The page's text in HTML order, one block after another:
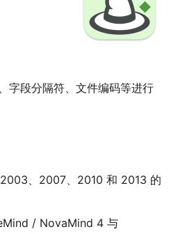
字段分隔符、文件编码等进行
、2007、2010 和 2013 的
/ NovaMind 4 与